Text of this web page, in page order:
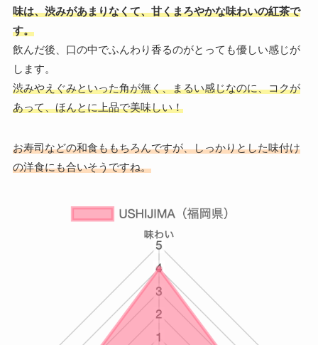
味は、渋みがあまりなくて、甘くまろやかな味わいの紅茶で
す。
飲んだ後、口の中でふんわり香るのがとっても優しい感じが
します。
渋みやえぐみといった角が無く、まるい感じなのに、コクが
あって、ほんとに上品で美味しい！
お寿司などの和食ももちろんですが、しっかりとした味付け
の洋食にも合いそうですね。